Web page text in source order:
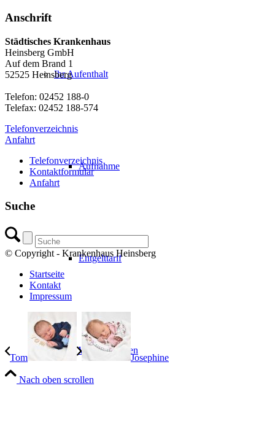
Ihr Aufenthalt
Aufnahme
Entgelttarif
Wahlleistungen
Anschrift
Städtisches Krankenhaus
Heinsberg GmbH
Auf dem Brand 1
52525 Heinsberg
Telefon: 02452 188-0
Telefax: 02452 188-574
Telefonverzeichnis
Anfahrt
Telefonverzeichnis
Kontaktformular
Anfahrt
Suche
© Copyright - Krankenhaus Heinsberg
Startseite
Kontakt
Impressum
Tom Josephine
Nach oben scrollen